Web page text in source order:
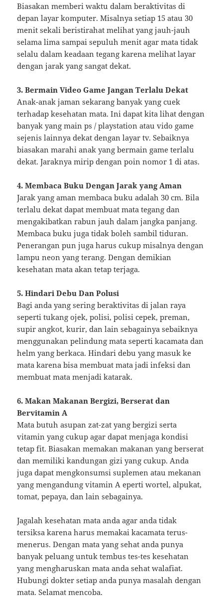
Biasakan memberi waktu dalam beraktivitas di
depan layar komputer. Misalnya setiap 15 atau 30
menit sekali beristirahat melihat yang jauh-jauh
selama lima sampai sepuluh menit agar mata tidak
selalu dalam keadaan tegang karena melihat layar
dengan jarak yang sangat dekat.
3. Bermain Video Game Jangan Terlalu Dekat
Anak-anak jaman sekarang banyak yang cuek
terhadap kesehatan mata. Ini dapat kita lihat dengan
banyak yang main ps / playstation atau vido game
sejenis lainnya dekat dengan layar tv. Sebaiknya
biasakan marahi anak yang bermain game terlalu
dekat. Jaraknya mirip dengan poin nomor 1 di atas.
4. Membaca Buku Dengan Jarak yang Aman
Jarak yang aman membaca buku adalah 30 cm. Bila
terlalu dekat dapat membuat mata tegang dan
mengakibatkan rabun jauh dalam jangka panjang.
Membaca buku juga tidak boleh sambil tiduran.
Penerangan pun juga harus cukup misalnya dengan
lampu neon yang terang. Dengan demikian
kesehatan mata akan tetap terjaga.
5. Hindari Debu Dan Polusi
Bagi anda yang sering beraktivitas di jalan raya
seperti tukang ojek, polisi, polisi cepek, preman,
supir angkot, kurir, dan lain sebagainya sebaiknya
menggunakan pelindung mata seperti kacamata dan
helm yang berkaca. Hindari debu yang masuk ke
mata karena bisa membuat mata jadi infeksi dan
membuat mata menjadi katarak.
6. Makan Makanan Bergizi, Berserat dan
Bervitamin A
Mata butuh asupan zat-zat yang bergizi serta
vitamin yang cukup agar dapat menjaga kondisi
tetap fit. Biasakan memakan makanan yang berserat
dan memiliki kandungan gizi yang cukup. Anda
juga dapat mengkonsumsi suplemen atau mekanan
yang mengandung vitamin A eperti wortel, alpukat,
tomat, pepaya, dan lain sebagainya.
Jagalah kesehatan mata anda agar anda tidak
tersiksa karena harus memakai kacamata terus-
menerus. Dengan mata yang sehat anda punya
banyak peluang untuk tembus tes-tes kesehatan
yang mengharuskan mata anda sehat walafiat.
Hubungi dokter setiap anda punya masalah dengan
mata. Selamat mencoba.